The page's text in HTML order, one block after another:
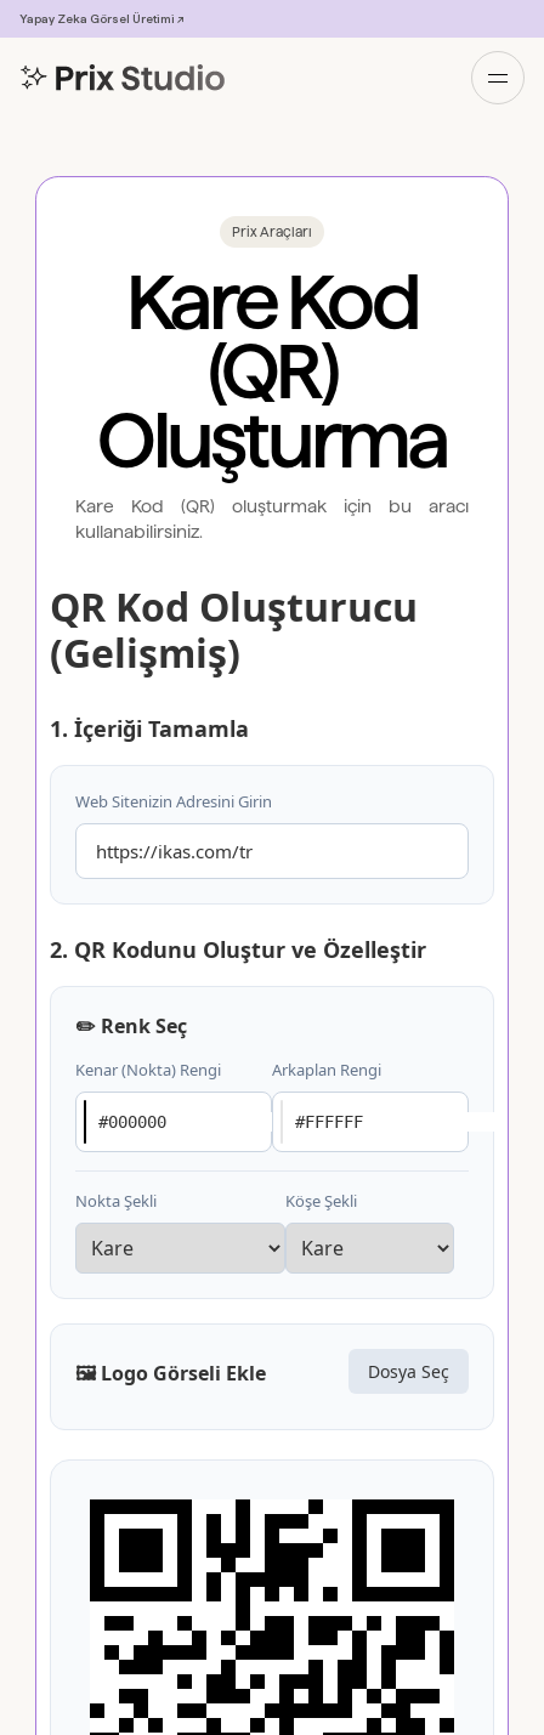
Yapay Zeka Görsel Üretimi ↗
Prix Araçları
Kare Kod
(QR)
Oluşturma
Kare Kod (QR) oluşturmak için bu aracı
kullanabilirsiniz.
QR Kod Oluşturucu
(Gelişmiş)
1. İçeriği Tamamla
Web Sitenizin Adresini Girin
2. QR Kodunu Oluştur ve Özelleştir
✏️ Renk Seç
Kenar (Nokta) Rengi Arkaplan Rengi
Nokta Şekli Köşe Şekli
🖼️ Logo Görseli Ekle Dosya Seç